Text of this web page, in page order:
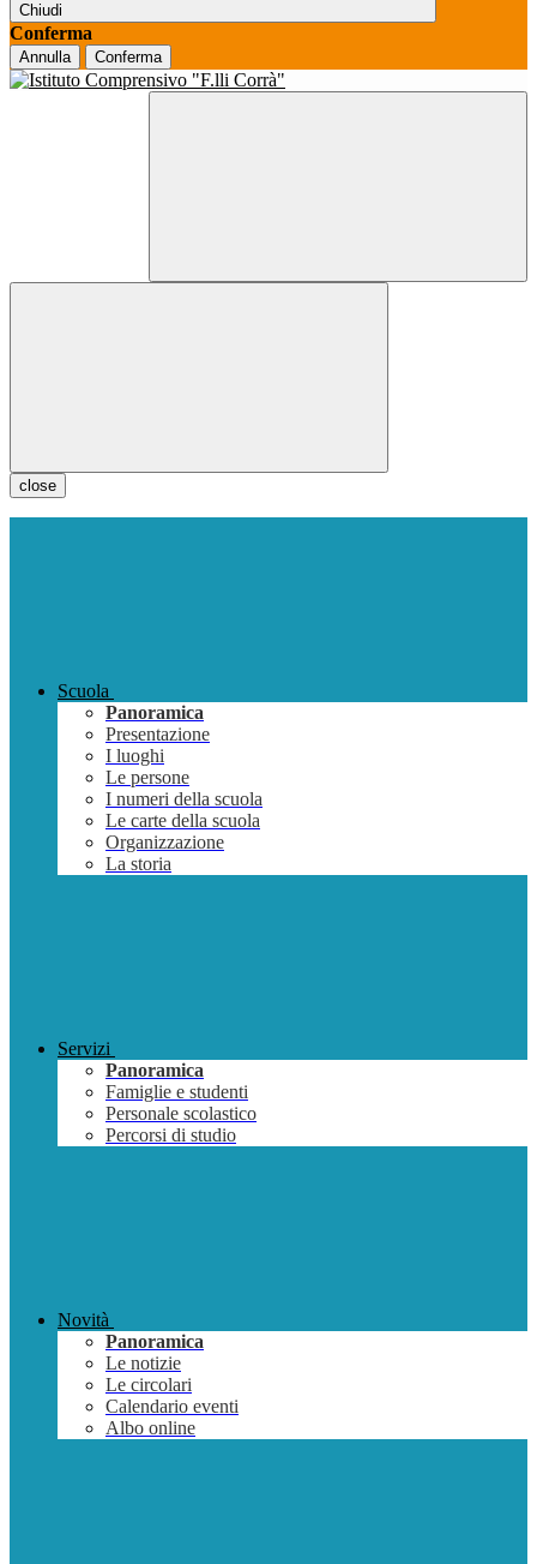
Chiudi
Conferma
Annulla Conferma
close
Scuola
Panoramica
Presentazione
I luoghi
Le persone
I numeri della scuola
Le carte della scuola
Organizzazione
La storia
Servizi
Panoramica
Famiglie e studenti
Personale scolastico
Percorsi di studio
Novità
Panoramica
Le notizie
Le circolari
Calendario eventi
Albo online